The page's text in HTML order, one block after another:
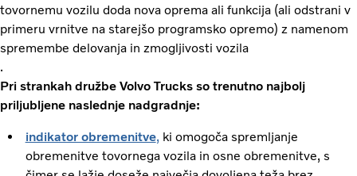
tovornemu vozilu doda nova oprema ali funkcija (ali odstrani v
primeru vrnitve na starejšo programsko opremo) z namenom
spremembe delovanja in zmogljivosti vozila
.
Pri strankah družbe Volvo Trucks so trenutno najbolj
priljubljene naslednje nadgradnje:
indikator obremenitve, ki omogoča spremljanje
obremenitve tovornega vozila in osne obremenitve, s